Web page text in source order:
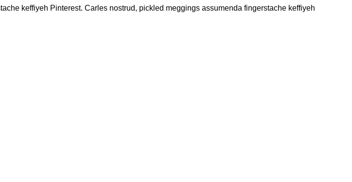
keffiyeh Pinterest. Carles nostrud, pickled meggings assumenda fingerstache keffiyeh